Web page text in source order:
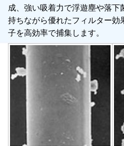
成、強い吸着力で浮遊塵や落下
持ちながら優れたフィルター効
子を高効率で捕集します。